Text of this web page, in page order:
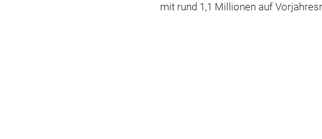
mit rund 1,1 Millionen auf